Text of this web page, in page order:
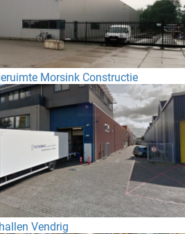
Morsink Constructie
Vendrig